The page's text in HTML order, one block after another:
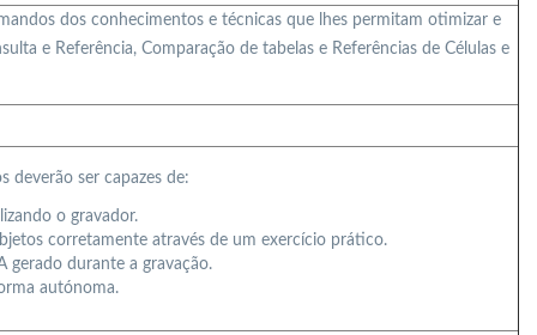
dos conhecimentos e técnicas que lhes permitam otimizar e
e Referência, Comparação de tabelas e Referências de Células e
deverão ser capazes de:
o gravador.
corretamente através de um exercício prático.
gerado durante a gravação.
autónoma.